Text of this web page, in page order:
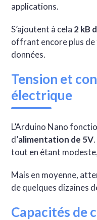
applications.
S’ajoutent à cela 2 kB
offrant encore plus
données.
Tension et
électrique
L’Arduino Nano
d’alimentation de 5V
tout en étant
Mais en moyenne,
de quelques dizaines
Capacités de